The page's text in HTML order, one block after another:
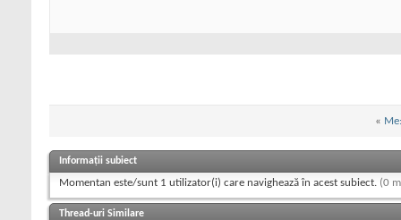
«
Informații subiect
Momentan este/sunt 1 utilizator(i) care navighează în acest subiect. (0
Thread-uri Similare